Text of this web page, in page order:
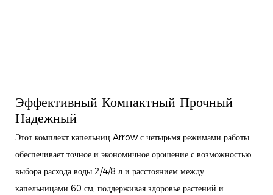
Эффективный Компактный Прочный
Надежный
Этот комплект капельниц Arrow с четырьмя режимами работы
обеспечивает точное и экономичное орошение с возможностью
выбора расхода воды 2/4/8 л и расстоянием между
капельницами 60 см, поддерживая здоровье растений и